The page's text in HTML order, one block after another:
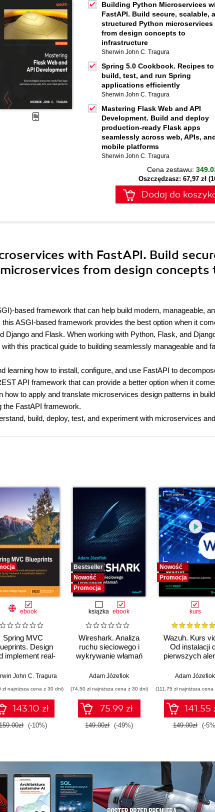
Building Python Microservices
FastAPI. Build secure, scalable,
structured Python microservices
from design concepts to
infrastructure
Sherwin John C. Tragura
Spring 5.0 Cookbook. Recipes to
build, test, and run Spring
applications efficiently
Sherwin John C. Tragura
Mastering Flask Web and API
Development. Build and deploy
production-ready Flask apps
seamlessly across web, APIs,
mobile platforms
Sherwin John C. Tragura
Cena zestawu:
Oszczędzasz: 67,97 zł
Dodaj do
with FastAPI. Build
from design concepts
based framework that can help build modern, manageable,
ASGI-based framework provides the best option when it
Django and Flask. When working with Python, Flask, and
this practical guide to building seamlessly manageable and
learning how to install, configure, and use FastAPI to
API framework that can provide a better option when it
to apply and translate microservices design patterns in
the FastAPI framework.
build, deploy, test, and experiment with microservices
ebook
Spring MVC
Design
implement real-
using the
specification
on technical
John C. Tragura
zł najniższa cena z 30 dni)
143.10 zł
(-10%)
Bestseller
Nowość
Promocja
książka ebook
Wireshark. Analiza
ruchu sieciowego i
wykrywanie włamań
Adam Józefiok
(74,50 zł najniższa cena z 30 dni)
75.99 zł
149.00zł (-49%)
Nowość
Promocja
kurs
Wazuh. Kurs
Od instalacji
pierwszych
Adam Józefiok
(111,75 zł najniższa
141.55
149.00zł (-